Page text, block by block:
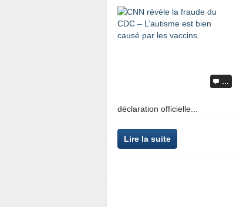
…
déclaration officielle...
Lire la suite